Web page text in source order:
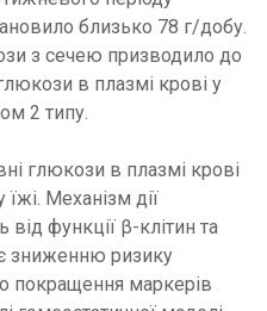
близько 78 г/добу.
з сечею призводило до
в плазмі крові у
2 типу.
глюкози в плазмі крові
Механізм дії
функції β-клітин та
зниженню ризику
покращення маркерів